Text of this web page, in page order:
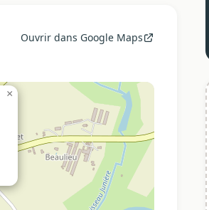
Ouvrir dans Google Maps
×